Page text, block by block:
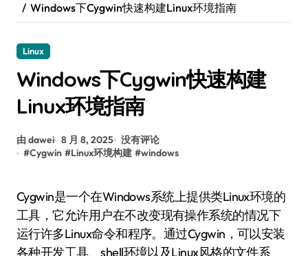
Windows下Cygwin快速构建Linux环境指南
Linux
Windows下Cygwin快速构建
Linux环境指南
由 dawei 8 月 8, 2025 没有评论
#Cygwin #Linux环境构建 #windows
Cygwin是一个在Windows系统上提供类Linux环境的
工具，它允许用户在不改变现有操作系统的情况下
运行许多Linux命令和程序。通过Cygwin，可以安装
各种开发工具、shell环境以及Linux风格的文件系